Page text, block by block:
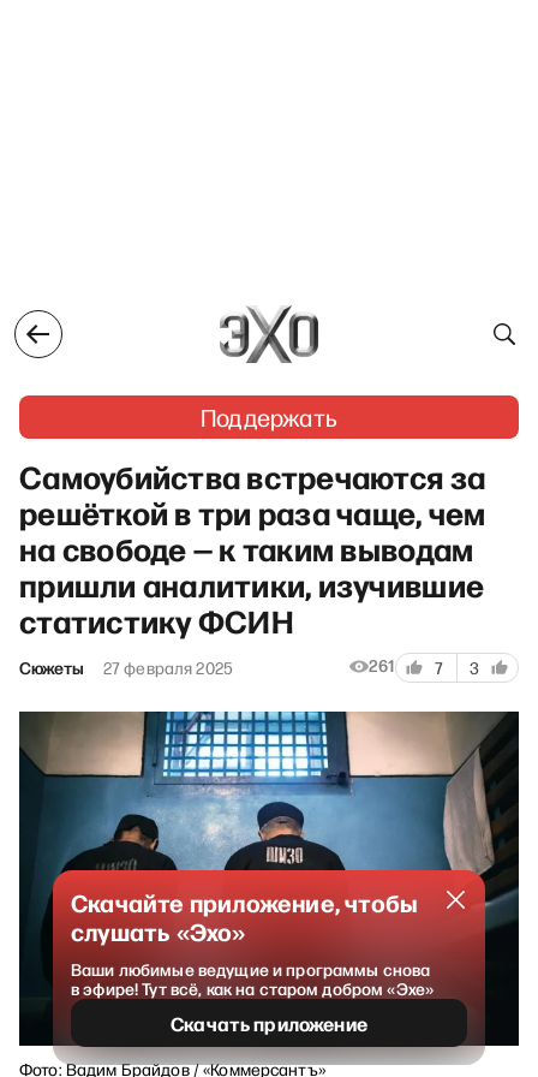
Поддержать
Самоубийства встречаются за
решёткой в три раза чаще, чем
на свободе — к таким выводам
пришли аналитики, изучившие
статистику ФСИН
Сюжеты 27 февраля 2025 261 7 3
Фото: Вадим Брайдов / «Коммерсантъ»
Скачайте приложение, чтобы
слушать «Эхо»
Ваши любимые ведущие и программы снова
в эфире! Тут всё, как на старом добром «Эхе»
Скачать приложение